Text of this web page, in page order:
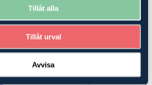
Tillåt alla
Tillåt urval
Avvisa
på skatterätt, ekonomi, rådgivning och
dig att hitta den bästa möjliga lösningen när
jordbruk-/lantbruksfastighet.
en så kallad avstyckad gård där det